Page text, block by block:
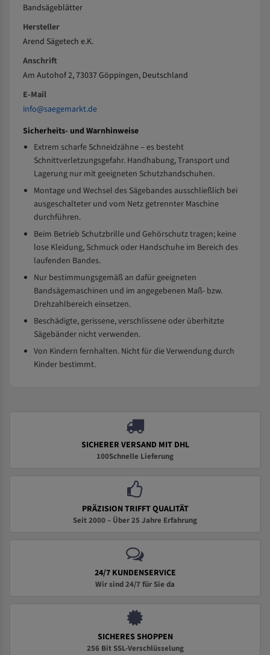
Bandsägeblätter
Hersteller
Arend Sägetech e.K.
Anschrift
Am Autohof 2, 73037 Göppingen, Deutschland
E-Mail
info@saegemarkt.de
Sicherheits- und Warnhinweise
Extrem scharfe Schneidzähne – es besteht
Schnittverletzungsgefahr. Handhabung, Transport und
Lagerung nur mit geeigneten Schutzhandschuhen.
Montage und Wechsel des Sägebandes ausschließlich bei
ausgeschalteter und vom Netz getrennter Maschine
durchführen.
Beim Betrieb Schutzbrille und Gehörschutz tragen; keine
lose Kleidung, Schmuck oder Handschuhe im Bereich des
laufenden Bandes.
Nur bestimmungsgemäß an dafür geeigneten
Bandsägemaschinen und im angegebenen Maß- bzw.
Drehzahlbereich einsetzen.
Beschädigte, gerissene, verschlissene oder überhitzte
Sägebänder nicht verwenden.
Von Kindern fernhalten. Nicht für die Verwendung durch
Kinder bestimmt.
SICHERER VERSAND MIT DHL
100Schnelle Lieferung
PRÄZISION TRIFFT QUALITÄT
Seit 2000 – Über 25 Jahre Erfahrung
24/7 KUNDENSERVICE
Wir sind 24/7 für Sie da
SICHERES SHOPPEN
256 Bit SSL-Verschlüsselung